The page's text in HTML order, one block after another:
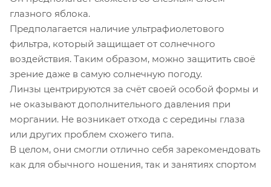
глазного яблока.
Предполагается наличие ультрафиолетового
фильтра, который защищает от солнечного
воздействия. Таким образом, можно защитить своё
зрение даже в самую солнечную погоду.
Линзы центрируются за счёт своей особой формы и
не оказывают дополнительного давления при
моргании. Не возникает отхода с середины глаза
или других проблем схожего типа.
В целом, они смогли отлично себя зарекомендовать
как для обычного ношения, так и занятиях спортом